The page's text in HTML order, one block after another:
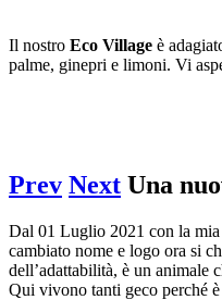
Il nostro Eco Village è
palme, ginepri e limoni. Vi
Prev Next Una
Dal 01 Luglio 2021 con la
cambiato nome e logo ora si
dell’adattabilità, è un animale
Qui vivono tanti geco perché